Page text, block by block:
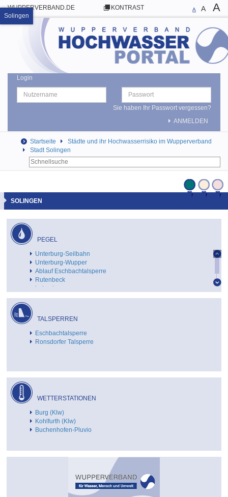
WUPPERVERBAND.DE KONTRAST A A A
Login
Sie haben Ihr Passwort vergessen?
ANMELDEN
Startseite
Städte und ihr Hochwasserrisiko im Wupperverband
Stadt Solingen
SOLINGEN
PEGEL
Unterburg-Seilbahn
Unterburg-Wupper
Ablauf Eschbachtalsperre
Rutenbeck
Luhnshammer
TALSPERREN
Eschbachtalsperre
Ronsdorfer Talsperre
WETTERSTATIONEN
Burg (Klw)
Kohlfurth (Klw)
Buchenhofen-Pluvio
Solingen